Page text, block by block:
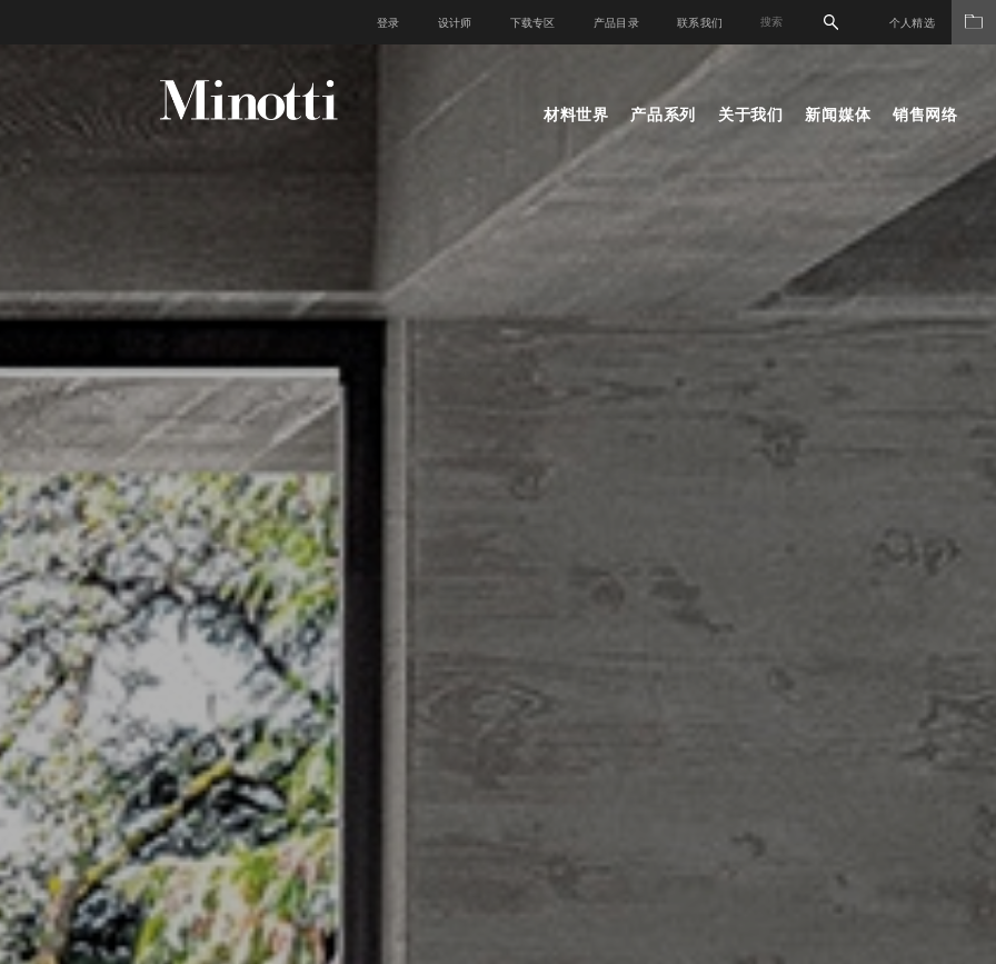
登录 设计师 下载专区 产品目录 联系我们 个人精选
材料世界 产品系列 关于我们 新闻媒体 销售网络